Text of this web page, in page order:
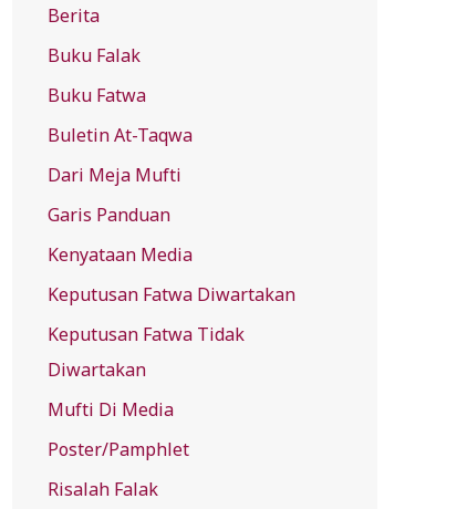
f
o
r
:
Berita
Buku Falak
Buku Fatwa
Buletin At-Taqwa
Dari Meja Mufti
Garis Panduan
Kenyataan Media
Keputusan Fatwa Diwartakan
Keputusan Fatwa Tidak
Diwartakan
Mufti Di Media
Poster/Pamphlet
Risalah Falak